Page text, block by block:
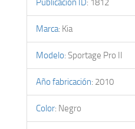
Publicación ID: 1812
Marca: Kia
Modelo: Sportage Pro II
Año fabricación: 2010
Color: Negro